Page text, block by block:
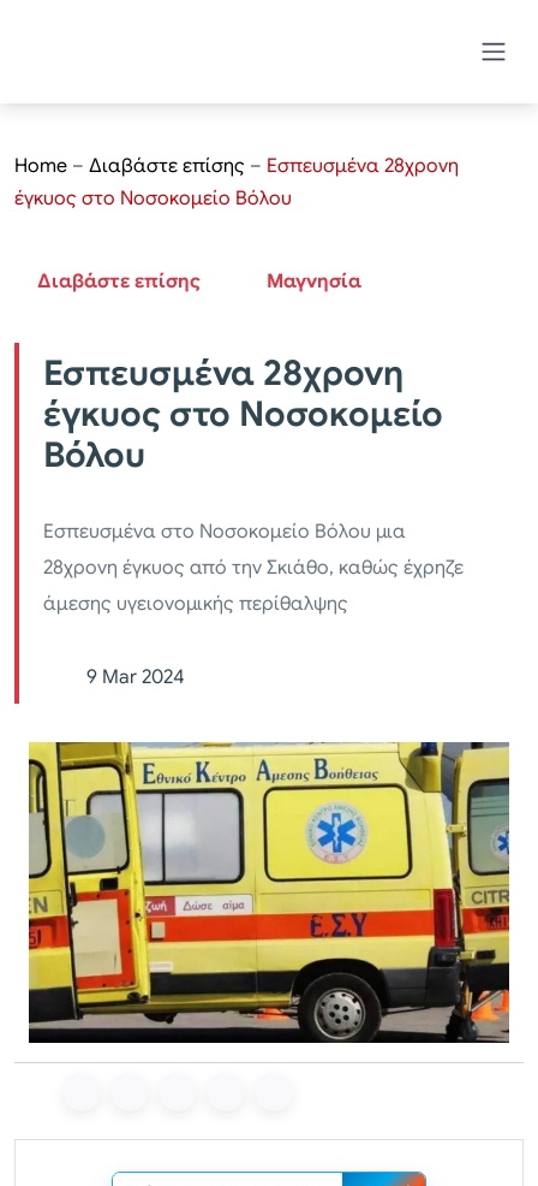
Home – Διαβάστε επίσης – Εσπευσμένα 28χρονη
έγκυος στο Νοσοκομείο Βόλου
Διαβάστε επίσης Μαγνησία
Εσπευσμένα 28χρονη
έγκυος στο Νοσοκομείο
Βόλου
Eσπευσμένα στο Νοσοκομείο Βόλου μια
28χρονη έγκυος από την Σκιάθο, καθώς έχρηζε
άμεσης υγειονομικής περίθαλψης
9 Mar 2024